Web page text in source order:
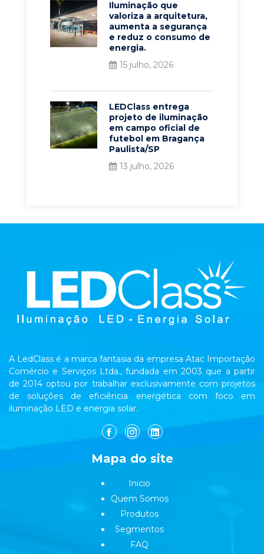
Iluminação que
valoriza a arquitetura,
aumenta a segurança
e reduz o consumo de
energia.
15 julho, 2026
LEDClass entrega
projeto de iluminação
em campo oficial de
futebol em Bragança
Paulista/SP
13 julho, 2026
A LedClass é a marca fantasia da empresa Atac Importação
Comércio e Serviços Ltda., fundada em 2003 que a partir
de 2014 optou por trabalhar exclusivamente com projetos
de soluções de eficiência energética com foco em
iluminação LED e energia solar.
Mapa do site
Inicio
Quem Somos
Produtos
Segmentos
FAQ